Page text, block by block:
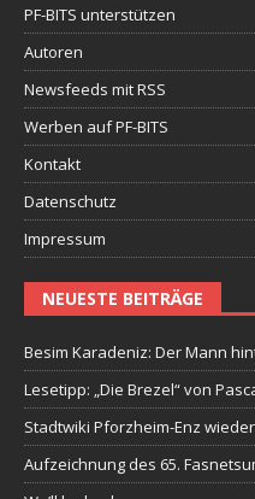
PF-BITS unterstützen
Autoren
Newsfeeds mit RSS
Werben auf PF-BITS
Kontakt
Datenschutz
Impressum
NEUESTE BEITRÄGE
Besim Karadeniz: Der Mann
Lesetipp: „Die Brezel“ von
Stadtwiki Pforzheim-Enz
Aufzeichnung des 65.